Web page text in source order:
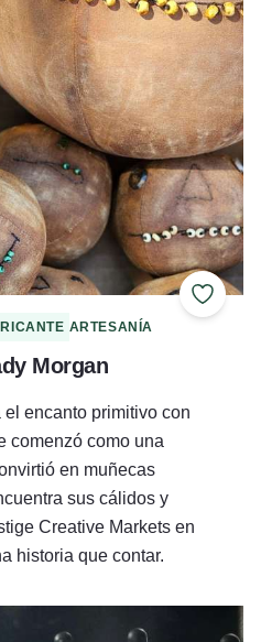
Añadir
ARTESANÍA
Morgan
encanto primitivo con
comenzó como una
en muñecas
sus cálidos y
Creative Markets en
historia que contar.